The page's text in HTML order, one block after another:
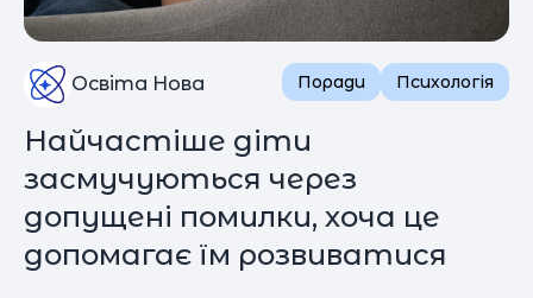
Освіта Нова Поради Психологія
Найчастіше діти
засмучуються через
допущені помилки, хоча це
допомагає їм розвиватися